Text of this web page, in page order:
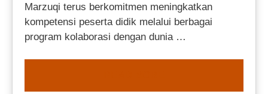
Marzuqi terus berkomitmen meningkatkan
kompetensi peserta didik melalui berbagai
program kolaborasi dengan dunia …